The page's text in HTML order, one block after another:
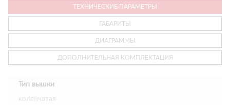
ТЕХНИЧЕСКИЕ ПАРАМЕТРЫ
ГАБАРИТЫ
ДИАГРАММЫ
ДОПОЛНИТЕЛЬНАЯ КОМПЛЕКТАЦИЯ
Тип вышки
коленчатая